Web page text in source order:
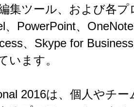
集ツール、および各プ
、PowerPoint、
、Skype for
います。
2016は、個人やチー